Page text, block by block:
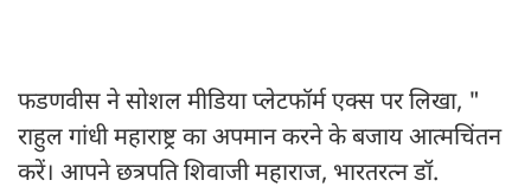
फडणवीस ने सोशल मीडिया प्लेटफॉर्म एक्स पर लिखा, "
राहुल गांधी महाराष्ट्र का अपमान करने के बजाय आत्मचिंतन
करें। आपने छत्रपति शिवाजी महाराज, भारतरत्न डॉ.